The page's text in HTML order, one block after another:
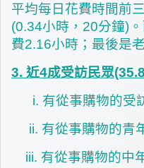
平均每日花費時間前
(0.34小時，20分鐘)
費2.16小時；最後是
3. 近4成受訪民眾
i. 有從事購物的受
ii. 有從事購物的青
iii. 有從事購物的中